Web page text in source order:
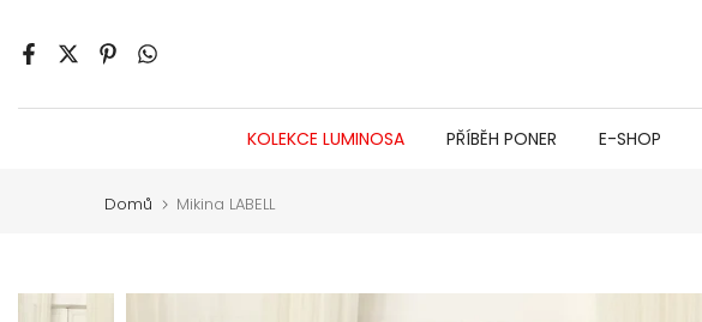
na
KOLEKCE LUMINOSA PŘÍBĚH PONER E-SHOP
Domů Mikina LABELL